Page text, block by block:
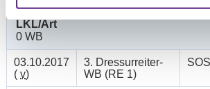
LKL/Art
0 WB
03.10.2017
( v)
3. Dressurreiter-
WB (RE 1)
SOS